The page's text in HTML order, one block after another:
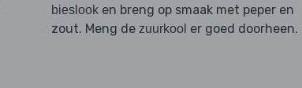
bieslooken breng op smaak met peper en
zout. Meng de zuurkool er goed doorheen.